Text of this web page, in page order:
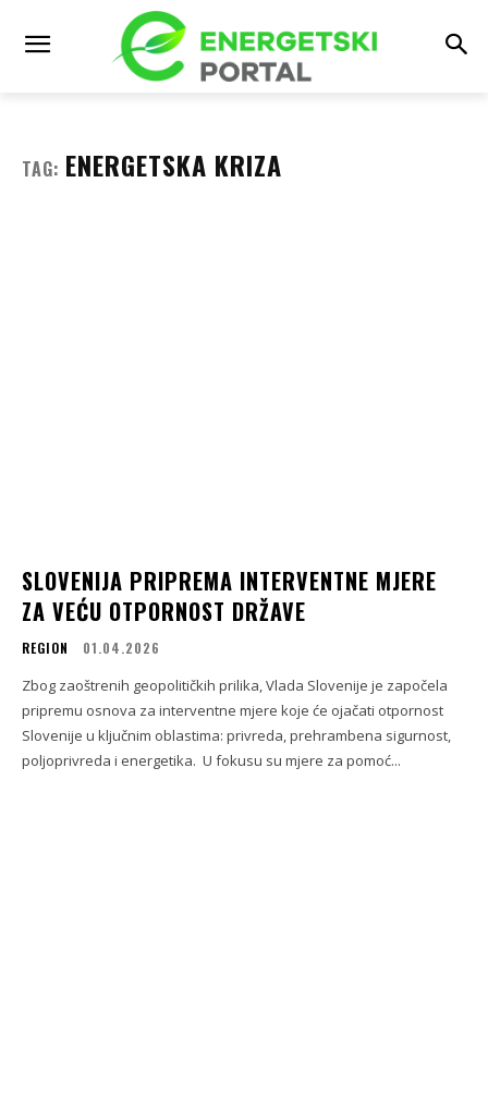
TAG: ENERGETSKA KRIZA
SLOVENIJA PRIPREMA INTERVENTNE MJERE
ZA VEĆU OTPORNOST DRŽAVE
REGION 01.04.2026
Zbog zaoštrenih geopolitičkih prilika, Vlada Slovenije je započela
pripremu osnova za interventne mjere koje će ojačati otpornost
Slovenije u ključnim oblastima: privreda, prehrambena sigurnost,
poljoprivreda i energetika. U fokusu su mjere za pomoć...